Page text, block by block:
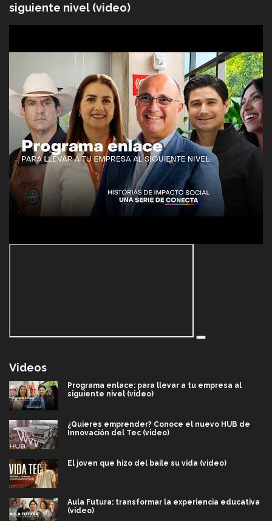
siguiente nivel (video)
Videos
Programa enlace: para llevar a tu empresa al
siguiente nivel (video)
¿Quieres emprender? Conoce el nuevo HUB de
Innovación del Tec (video)
El joven que hizo del baile su vida (video)
Aula Futura: transformar la experiencia educativa
(video)